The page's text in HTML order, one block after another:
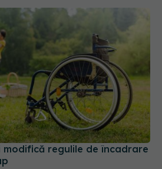
modifică regulile de încadrare